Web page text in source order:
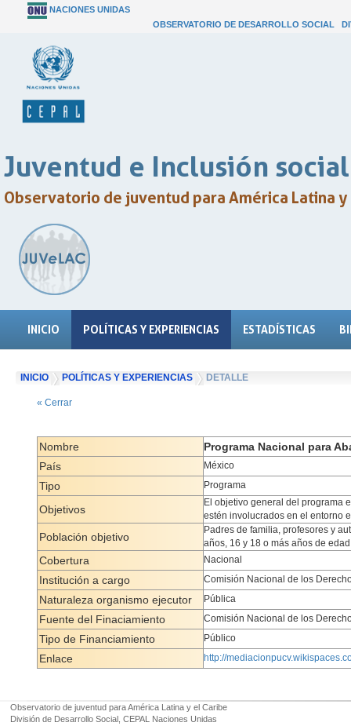
NACIONES UNIDAS
OBSERVATORIO DE DESARROLLO SOCIAL
Juventud e Inclusión social
Observatorio de juventud para América Latina
INICIO POLÍTICAS Y EXPERIENCIAS ESTADÍSTICAS
INICIO POLÍTICAS Y EXPERIENCIAS DETALLE
« Cerrar
Nombre
Programa Nacional para
País
México
Tipo Programa
Objetivos
El objetivo general del programa
estén involucrados en el entorno
Población objetivo
Padres de familia, profesores y
años, 16 y 18 o más años de
Cobertura Nacional
Institución a cargo Comisión Nacional de los
Naturaleza organismo ejecutor Pública
Fuente del Finaciamiento Comisión Nacional de los
Tipo de Financiamiento Público
Enlace http://
Observatorio de juventud para América Latina y el Caribe
División de Desarrollo Social, CEPAL Naciones Unidas